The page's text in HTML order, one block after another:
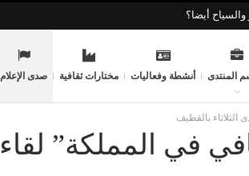
أيضا؟
المنتدى أنشطة وفعاليات مختارات ثقافية صدى الإعلام
الثلاثاء بالقطيف
في المملكة”